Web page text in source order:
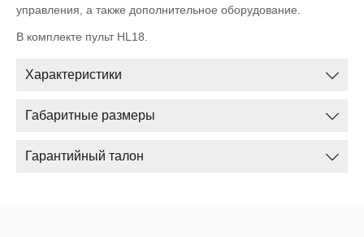
управления, а также дополнительное оборудование.
В комплекте пульт HL18.
Характеристики
Габаритные размеры
Гарантийный талон